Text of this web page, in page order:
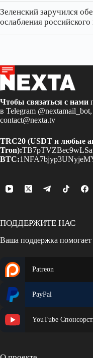
Зеленский заручился
ослабления российского
Чтобы связаться с нами
в Telegram @nextamail_bot
contact@nexta.tv
TRC20 (USDT и любые
Tron):
BTC:
ПОДДЕРЖИТЕ НАС
Ваша поддержка
Patreon
PayPal
YouTube